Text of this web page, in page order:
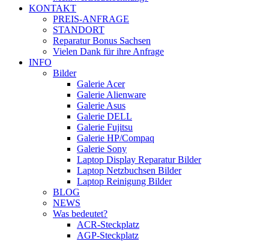
KONTAKT
PREIS-ANFRAGE
STANDORT
Reparatur Bonus Sachsen
Vielen Dank für ihre Anfrage
INFO
Bilder
Galerie Acer
Galerie Alienware
Galerie Asus
Galerie DELL
Galerie Fujitsu
Galerie HP/Compaq
Galerie Sony
Laptop Display Reparatur Bilder
Laptop Netzbuchsen Bilder
Laptop Reinigung Bilder
BLOG
NEWS
Was bedeutet?
ACR-Steckplatz
AGP-Steckplatz